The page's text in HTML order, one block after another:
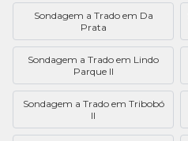
Sondagem a Trado em Da
Prata
Sondagem a Trado em Lindo
Parque II
Sondagem a Trado em Tribobó
II